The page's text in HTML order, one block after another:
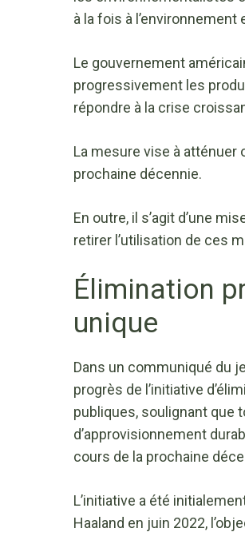
à la fois à l’environnement
Le gouvernement
progressivement les
répondre à la crise
La mesure vise à atténuer
prochaine décennie.
En outre, il s’agit d’une
retirer l’utilisation de ces
Élimination
unique
Dans un communiqué du
progrès de l’initiative
publiques, soulignant que
d’approvisionnement
cours de la prochaine
L’initiative a été
Haaland en juin 2022,